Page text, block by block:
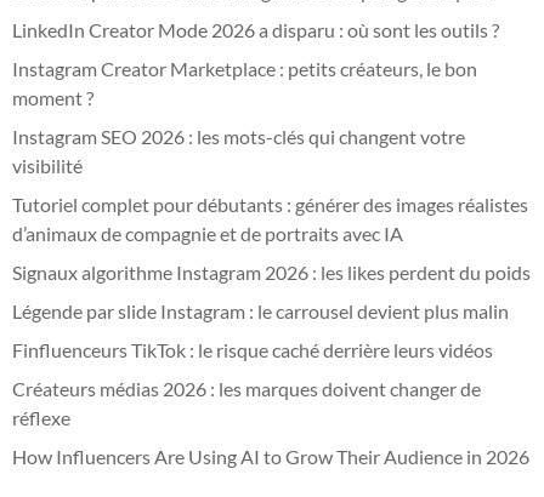
LinkedIn Creator Mode 2026 a disparu : où sont les outils ?
Instagram Creator Marketplace : petits créateurs, le bon
moment ?
Instagram SEO 2026 : les mots-clés qui changent votre
visibilité
Tutoriel complet pour débutants : générer des images réalistes
d’animaux de compagnie et de portraits avec IA
Signaux algorithme Instagram 2026 : les likes perdent du poids
Légende par slide Instagram : le carrousel devient plus malin
Finfluenceurs TikTok : le risque caché derrière leurs vidéos
Créateurs médias 2026 : les marques doivent changer de
réflexe
How Influencers Are Using AI to Grow Their Audience in 2026